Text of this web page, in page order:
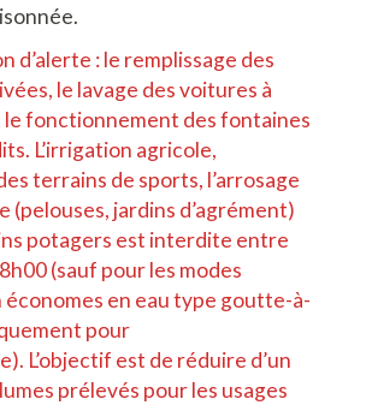
d’alerte : le remplissage des
le lavage des voitures à
le fonctionnement des fontaines
L’irrigation agricole,
terrains de sports, l’arrosage
(pelouses, jardins d’agrément)
potagers est interdite entre
(sauf pour les modes
économes en eau type goutte-à-
pour
L’objectif est de réduire d’un
prélevés pour les usages